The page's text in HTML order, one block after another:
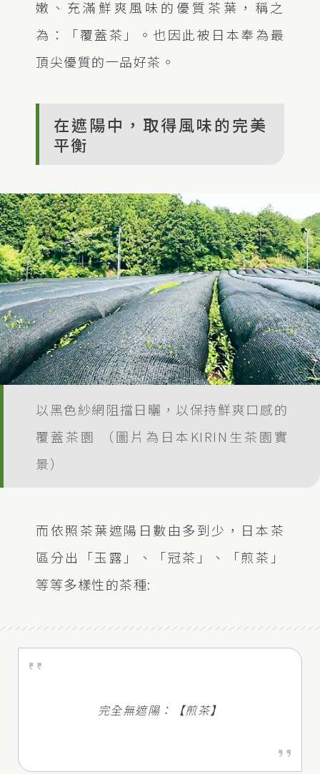
嫩、充滿鮮爽風味的優質茶葉，稱之
為：「覆蓋茶」。也因此被日本奉為最
頂尖優質的一品好茶。
在遮陽中，取得風味的完美
平衡
以黑色紗網阻擋日曬，以保持鮮爽口感的
覆蓋茶園 （圖片為日本KIRIN生茶園實
景）
而依照茶葉遮陽日數由多到少，日本茶
區分出「玉露」、「冠茶」、「煎茶」
等等多樣性的茶種:
完全無遮陽：【煎茶】